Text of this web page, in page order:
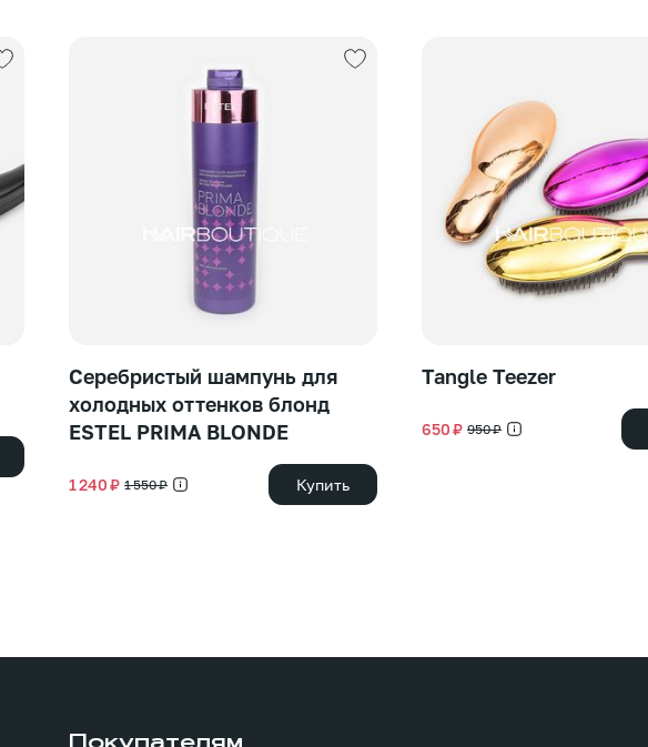
Серебристый шампунь для
холодных оттенков блонд
ESTEL PRIMA BLONDE
1 240 ₽ 1 550 ₽ Купить
Tangle Teezer
650 ₽ 950 ₽